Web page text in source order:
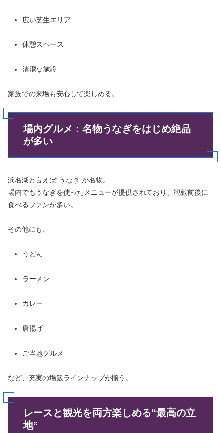
広い芝生エリア
休憩スペース
清潔な施設
家族での来場も安心して楽しめる。
場内グルメ：名物うなぎをはじめ絶品
が多い
浜名湖と言えば“うなぎ”が名物。
場内でもうなぎを使ったメニューが提供されており、観戦前後に
食べるファンが多い。
その他にも、
うどん
ラーメン
カレー
唐揚げ
ご当地グルメ
など、充実の場飯ラインナップが揃う。
レースと観光を両方楽しめる“最高の立
地”